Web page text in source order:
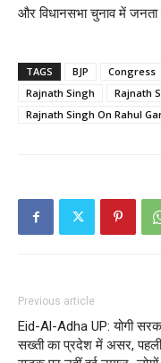
और विधानसभा चुनाव में जनता
TAGS BJP Congress
Rajnath Singh
Rajnath
Rajnath Singh On Rahul
Previous article
Eid-Al-Adha UP: योगी
सख्ती का प्रदेश में असर, पहली